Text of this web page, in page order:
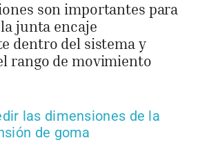
son importantes para
junta encaje
dentro del sistema y
rango de movimiento
las dimensiones de la
de goma